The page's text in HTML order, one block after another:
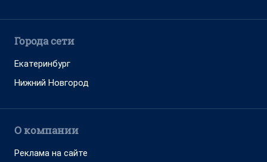
Города сети
Екатеринбург
Нижний Новгород
О компании
Реклама на сайте